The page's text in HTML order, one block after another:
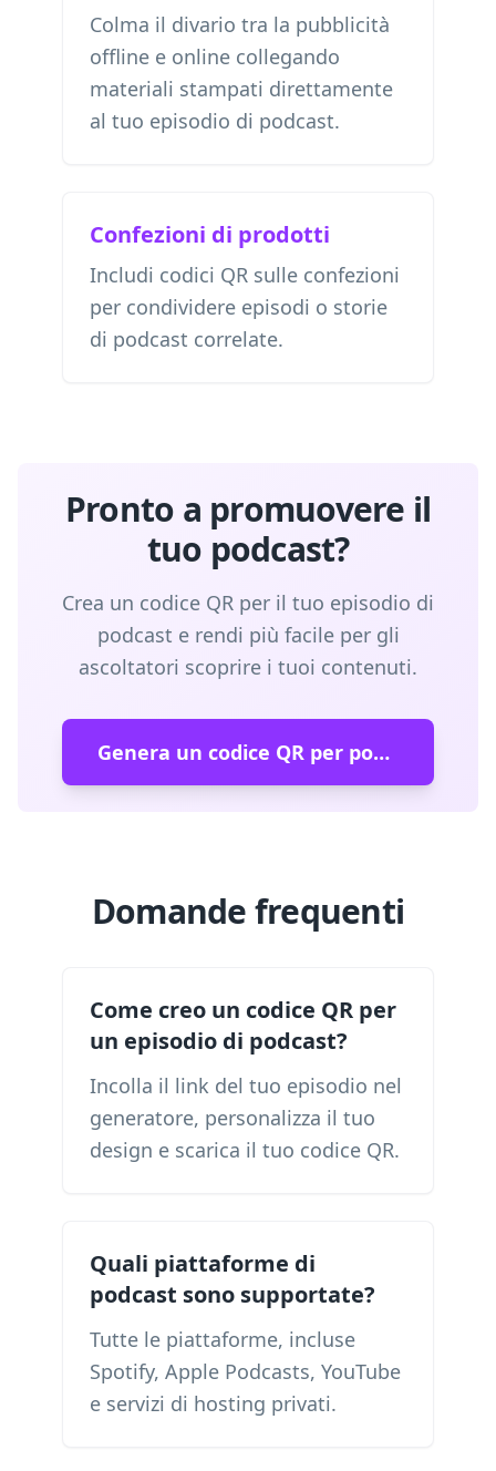
Colma il divario tra la pubblicità
offline e online collegando
materiali stampati direttamente
al tuo episodio di podcast.
Confezioni di prodotti
Includi codici QR sulle confezioni
per condividere episodi o storie
di podcast correlate.
Pronto a promuovere il
tuo podcast?
Crea un codice QR per il tuo episodio di
podcast e rendi più facile per gli
ascoltatori scoprire i tuoi contenuti.
Genera un codice QR per podcast
Domande frequenti
Come creo un codice QR per
un episodio di podcast?
Incolla il link del tuo episodio nel
generatore, personalizza il tuo
design e scarica il tuo codice QR.
Quali piattaforme di
podcast sono supportate?
Tutte le piattaforme, incluse
Spotify, Apple Podcasts, YouTube
e servizi di hosting privati.